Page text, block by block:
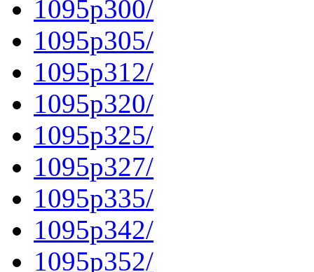
1095p300/
1095p305/
1095p312/
1095p320/
1095p325/
1095p327/
1095p335/
1095p342/
1095p352/